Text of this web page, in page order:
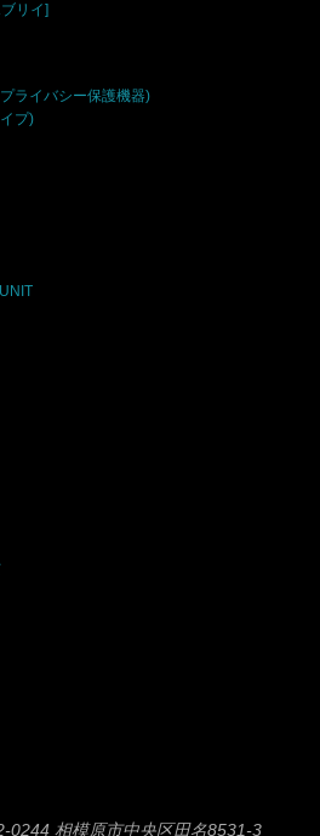
リイ]
ライバシー保護機器)
プ)
0244 相模原市中央区田名8531-3